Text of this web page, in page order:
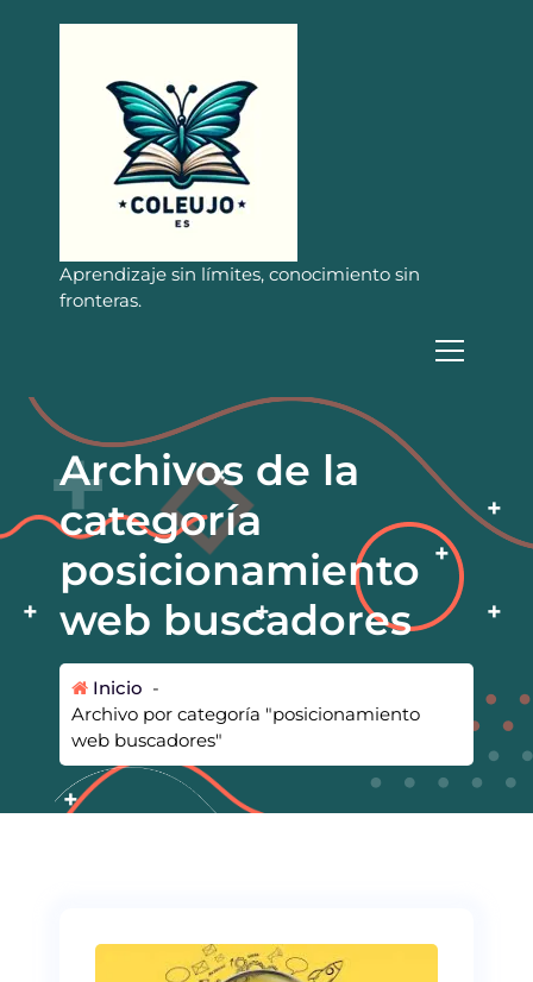
Aprendizaje sin límites, conocimiento sin
fronteras.
Archivos de la
categoría
posicionamiento
web buscadores
Inicio -
Archivo por categoría "posicionamiento
web buscadores"